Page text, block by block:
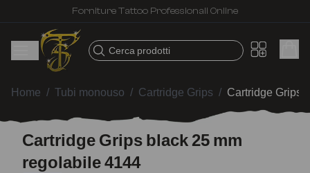
Forniture Tattoo Professionali Online
Cerca prodotti
Home / Tubi monouso / Cartridge Grips / Cartridge Grips
Cartridge Grips black 25 mm
regolabile 4144